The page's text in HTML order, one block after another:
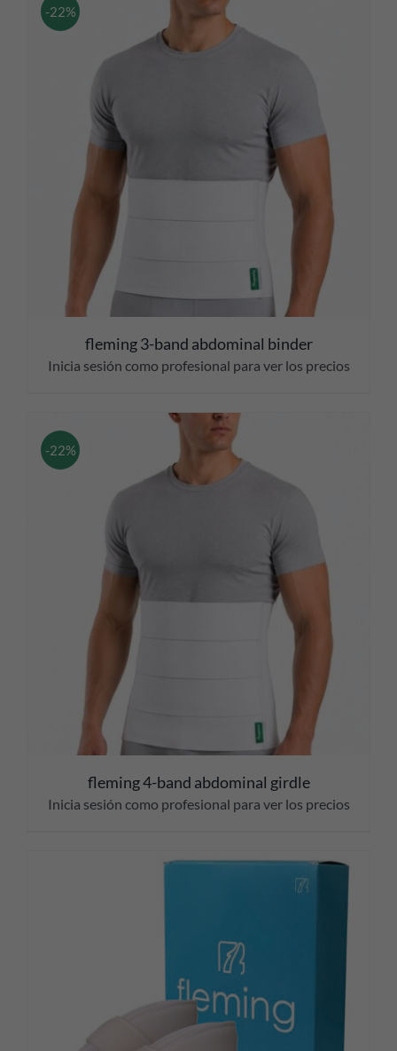
-22%
fleming 3-band abdominal binder
Inicia sesión como profesional para ver los precios
-22%
fleming 4-band abdominal girdle
Inicia sesión como profesional para ver los precios